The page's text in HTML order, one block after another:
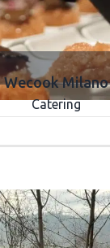
Wecook Milano
Catering